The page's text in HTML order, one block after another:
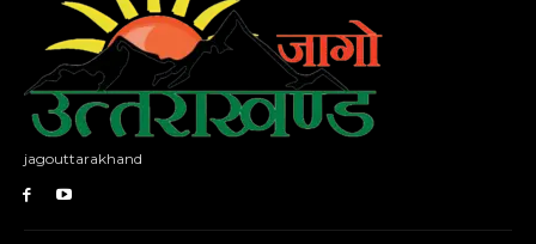
jagouttarakhand